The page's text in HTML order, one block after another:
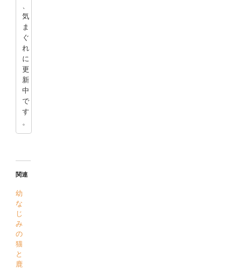
気
ま
ぐ
れ
に
更
新
中
で
す
。
関連
幼
な
じ
み
の
猫
と
鹿